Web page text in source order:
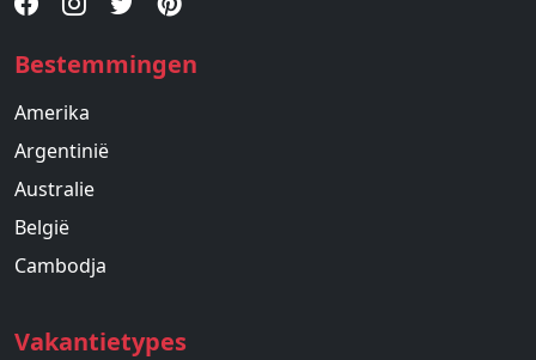
Bestemmingen
Amerika
Argentinië
Australie
België
Cambodja
Vakantietypes